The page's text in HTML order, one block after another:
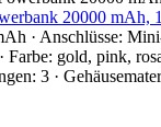
20000 mAh,
· Anschlüsse:
gold, pink,
3 ·